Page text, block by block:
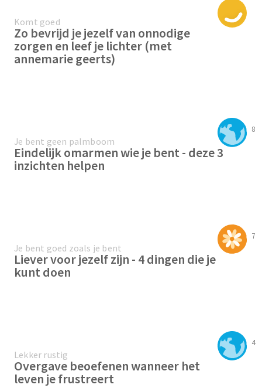
Komt goed
Zo bevrijd je jezelf van onnodige
zorgen en leef je lichter (met
annemarie geerts)
8
Je bent geen palmboom
Eindelijk omarmen wie je bent - deze 3
inzichten helpen
7
Je bent goed zoals je bent
Liever voor jezelf zijn - 4 dingen die je
kunt doen
4
Lekker rustig
Overgave beoefenen wanneer het
leven je frustreert